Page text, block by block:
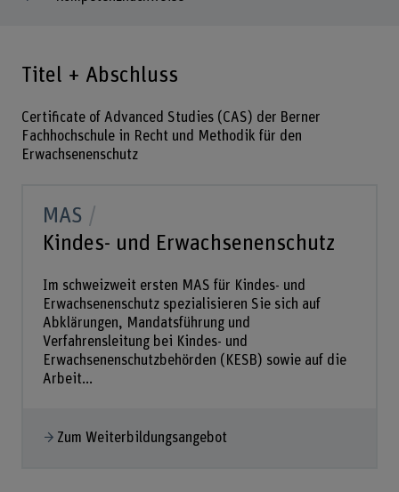
Titel + Abschluss
Certificate of Advanced Studies (CAS) der Berner
Fachhochschule in Recht und Methodik für den
Erwachsenenschutz
MAS
Kindes- und Erwachsenenschutz
Im schweizweit ersten MAS für Kindes- und
Erwachsenenschutz spezialisieren Sie sich auf
Abklärungen, Mandatsführung und
Verfahrensleitung bei Kindes- und
Erwachsenenschutzbehörden (KESB) sowie auf die
Arbeit...
Zum Weiterbildungsangebot